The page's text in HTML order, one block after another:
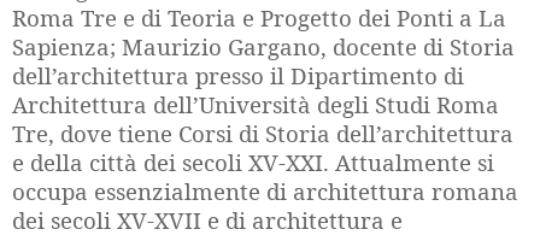
Roma Tre e di Teoria e Progetto dei Ponti a La
Sapienza; Maurizio Gargano, docente di Storia
dell’architettura presso il Dipartimento di
Architettura dell’Università degli Studi Roma
Tre, dove tiene Corsi di Storia dell’architettura
e della città dei secoli XV-XXI. Attualmente si
occupa essenzialmente di architettura romana
dei secoli XV-XVII e di architettura e